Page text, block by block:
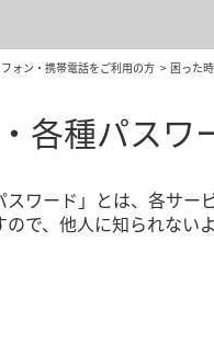
ォン・携帯電話をご利用の方 困った
各種パスワ
スワード」とは、各サ
ので、他人に知られない